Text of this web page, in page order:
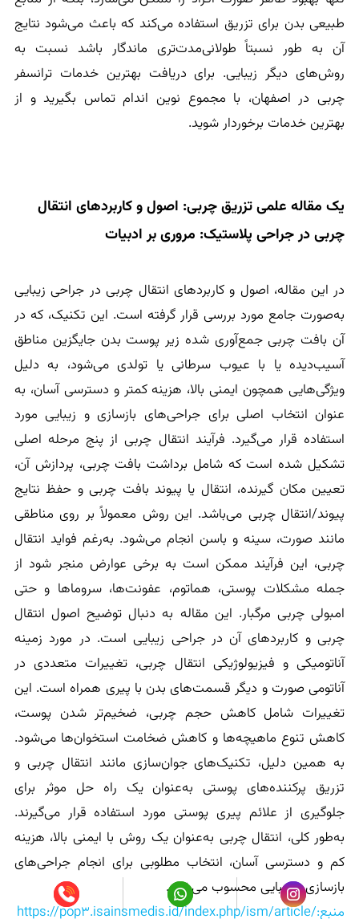
طبیعی بدن برای تزریق استفاده می‌کند که باعث می‌شود نتایج
آن به طور نسبتاً طولانی‌مدت‌تری ماندگار باشد نسبت به
روش‌های دیگر زیبایی. برای دریافت بهترین خدمات ترانسفر
چربی در اصفهان، با مجموع نوین اندام تماس بگیرید و از
بهترین خدمات برخوردار شوید.
یک مقاله علمی تزریق چربی: اصول و کاربردهای انتقال
چربی در جراحی پلاستیک: مروری بر ادبیات
در این مقاله، اصول و کاربردهای انتقال چربی در جراحی زیبایی
به‌صورت جامع مورد بررسی قرار گرفته است. این تکنیک، که در
آن بافت چربی جمع‌آوری شده زیر پوست بدن جایگزین مناطق
آسیب‌دیده یا با عیوب سرطانی یا تولدی می‌شود، به دلیل
ویژگی‌هایی همچون ایمنی بالا، هزینه کمتر و دسترسی آسان، به
عنوان انتخاب اصلی برای جراحی‌های بازسازی و زیبایی مورد
استفاده قرار می‌گیرد. فرآیند انتقال چربی از پنج مرحله اصلی
تشکیل شده است که شامل برداشت بافت چربی، پردازش آن،
تعیین مکان گیرنده، انتقال یا پیوند بافت چربی و حفظ نتایج
پیوند/انتقال چربی می‌باشد. این روش معمولاً بر روی مناطقی
مانند صورت، سینه و باسن انجام می‌شود. به‌رغم فواید انتقال
چربی، این فرآیند ممکن است به برخی عوارض منجر شود از
جمله مشکلات پوستی، هماتوم، عفونت‌ها، سروماها و حتی
امبولی چربی مرگبار. این مقاله به دنبال توضیح اصول انتقال
چربی و کاربردهای آن در جراحی زیبایی است. در مورد زمینه
آناتومیکی و فیزیولوژیکی انتقال چربی، تغییرات متعددی در
آناتومی صورت و دیگر قسمت‌های بدن با پیری همراه است. این
تغییرات شامل کاهش حجم چربی، ضخیم‌تر شدن پوست،
کاهش تنوع ماهیچه‌ها و کاهش ضخامت استخوان‌ها می‌شود.
به همین دلیل، تکنیک‌های جوان‌سازی مانند انتقال چربی و
تزریق پرکننده‌های پوستی به‌عنوان یک راه حل موثر برای
جلوگیری از علائم پیری پوستی مورد استفاده قرار می‌گیرند.
به‌طور کلی، انتقال چربی به‌عنوان یک روش با ایمنی بالا، هزینه
کم و دسترسی آسان، انتخاب مطلوبی برای انجام جراحی‌های
بازسازی و زیبایی محسوب می‌شود.
منبع:https://pop۳.isainsmedis.id/index.php/ism/article/